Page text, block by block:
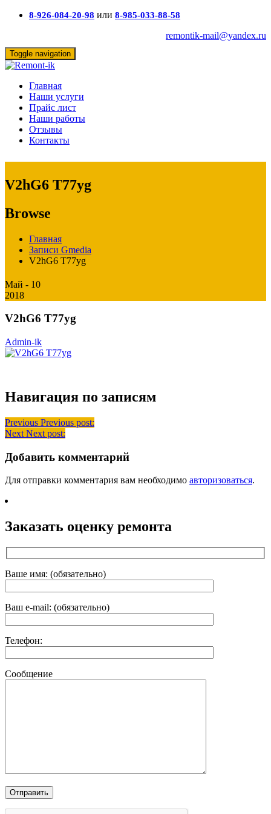
8-926-084-20-98 или 8-985-033-88-58
remontik-mail@yandex.ru
Toggle navigation
Главная
Наши услуги
Прайс лист
Наши работы
Отзывы
Контакты
V2hG6 T77yg
Browse
Главная
Записи Gmedia
V2hG6 T77yg
Май - 10
2018
V2hG6 T77yg
Admin-ik
Навигация по записям
Previous Previous post:
Next Next post:
Добавить комментарий
Для отправки комментария вам необходимо авторизоваться.
Заказать оценку ремонта
Ваше имя: (обязательно)
Ваш e-mail: (обязательно)
Телефон:
Сообщение